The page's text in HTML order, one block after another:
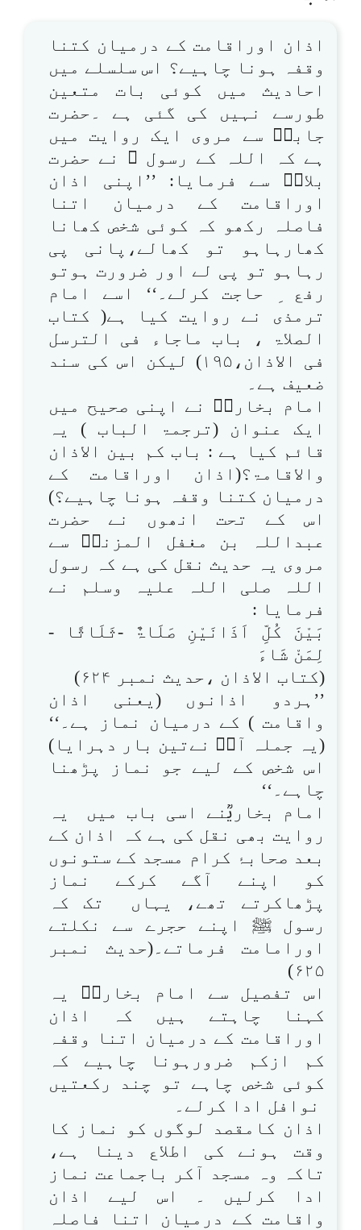
اذان اوراقامت کے درمیان کتنا
وقفہ ہونا چاہیے؟ اس سلسلے میں
احادیث میں کوئی بات متعین
طورسے نہیں کی گئی ہے ۔حضرت
جابرؓ سے مروی ایک روایت میں
ہے کہ اللہ کے رسول ﷺ نے حضرت
بلالؓ سے فرمایا: ’’اپنی اذان
اوراقامت کے درمیان اتنا
فاصلہ رکھو کہ کوئی شخص کھانا
کھارہاہو تو کھالے،پانی پی
رہاہو تو پی لے اور ضرورت ہوتو
رفع ِ حاجت کرلے۔‘‘ اسے امام
ترمذی نے روایت کیا ہے( کتاب
الصلاۃ ، باب ماجاء فی الترسل
فی الاذان،۱۹۵) لیکن اس کی سند
ضعیف ہے۔
امام بخاریؒ نے اپنی صحیح میں
ایک عنوان (ترجمۃ الباب ) یہ
قائم کیا ہے : باب کم بین الاذان
والاقامۃ؟(اذان اوراقامت کے
درمیان کتنا وقفہ ہونا چاہیے؟)
اس کے تحت انھوں نے حضرت
عبداللہ بن مغفل المزنیؓ سے
مروی یہ حدیث نقل کی ہے کہ رسول
اللہ صلی اللہ علیہ وسلم نے
فرمایا :
بَیْنَ کُلِّ اَذَانَیْنِ صَلَاۃٌ -ثَلَاثًا -
لِمَنْ شَاءَ
(کتاب الاذان ،حدیث نمبر ۶۲۴)
’’ہردو اذانوں (یعنی اذان
واقامت ) کے درمیان نماز ہے۔‘‘
(یہ جملہ آپؐ نےتین بار دہرایا)
اس شخص کے لیے جو نماز پڑھنا
چاہے۔‘‘
امام بخاریؒنے اسی باب میں یہ
روایت بھی نقل کی ہے کہ اذان کے
بعد صحابۂ کرام مسجد کے ستونوں
کو اپنے آگے کرکے نماز
پڑھاکرتے تھے، یہاں تک کہ
رسول ﷺ اپنے حجرے سے نکلتے
اورامامت فرماتے۔(حدیث نمبر
۶۲۵)
اس تفصیل سے امام بخاریؒ یہ
کہنا چاہتے ہیں کہ اذان
اوراقامت کے درمیان اتنا وقفہ
کم ازکم ضرورہونا چاہیے کہ
کوئی شخص چاہے تو چند رکعتیں
نوافل ادا کرلے۔
اذان کامقصد لوگوں کو نماز کا
وقت ہونے کی اطلاع دینا ہے،
تاکہ وہ مسجد آکر باجماعت نماز
ادا کرلیں ۔ اس لیے اذان
واقامت کے درمیان اتنا فاصلہ